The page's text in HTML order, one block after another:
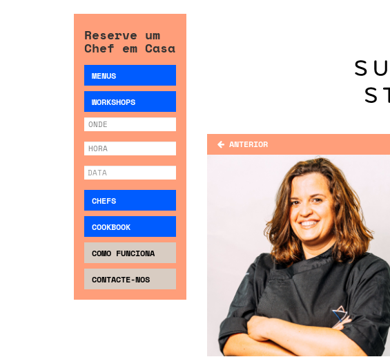
Reserve um
Chef em Casa
MENUS
WORKSHOPS
CHEFS
COOKBOOK
COMO FUNCIONA
CONTACTE-NOS
ANTERIOR